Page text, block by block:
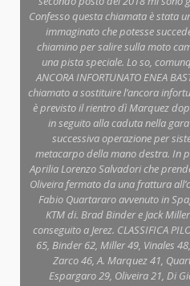
Confesso questa chiamata è stata
immaginato che potesse
chiamino per salire sulla moto
una pista speciale. Lo so,
ANCORA INFORTUNATO ENEA
chiamato a sostituire l’ancora
è previsto il rientro dì Marquez
in seguito alla caduta nella
successiva operazione per
metacarpo della mano destra. In
Aprilia Lorenzo Salvadori che
Oliveira fermato da una frattura
Fabio Quartararo avvenuto in
KTM di. Brad Binder e Jack
conseguito a Jerez. CLASSIFICA
65, Binder 62, Miller 49, Vinales
Zarco 46, A. Marquez 41,
Espargaro 29, Oliveira 21, Di